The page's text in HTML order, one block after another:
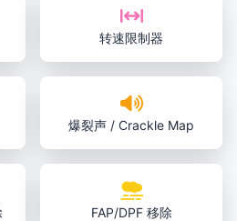
转速限制器
爆裂声 / Crackle Map
FAP/DPF 移除